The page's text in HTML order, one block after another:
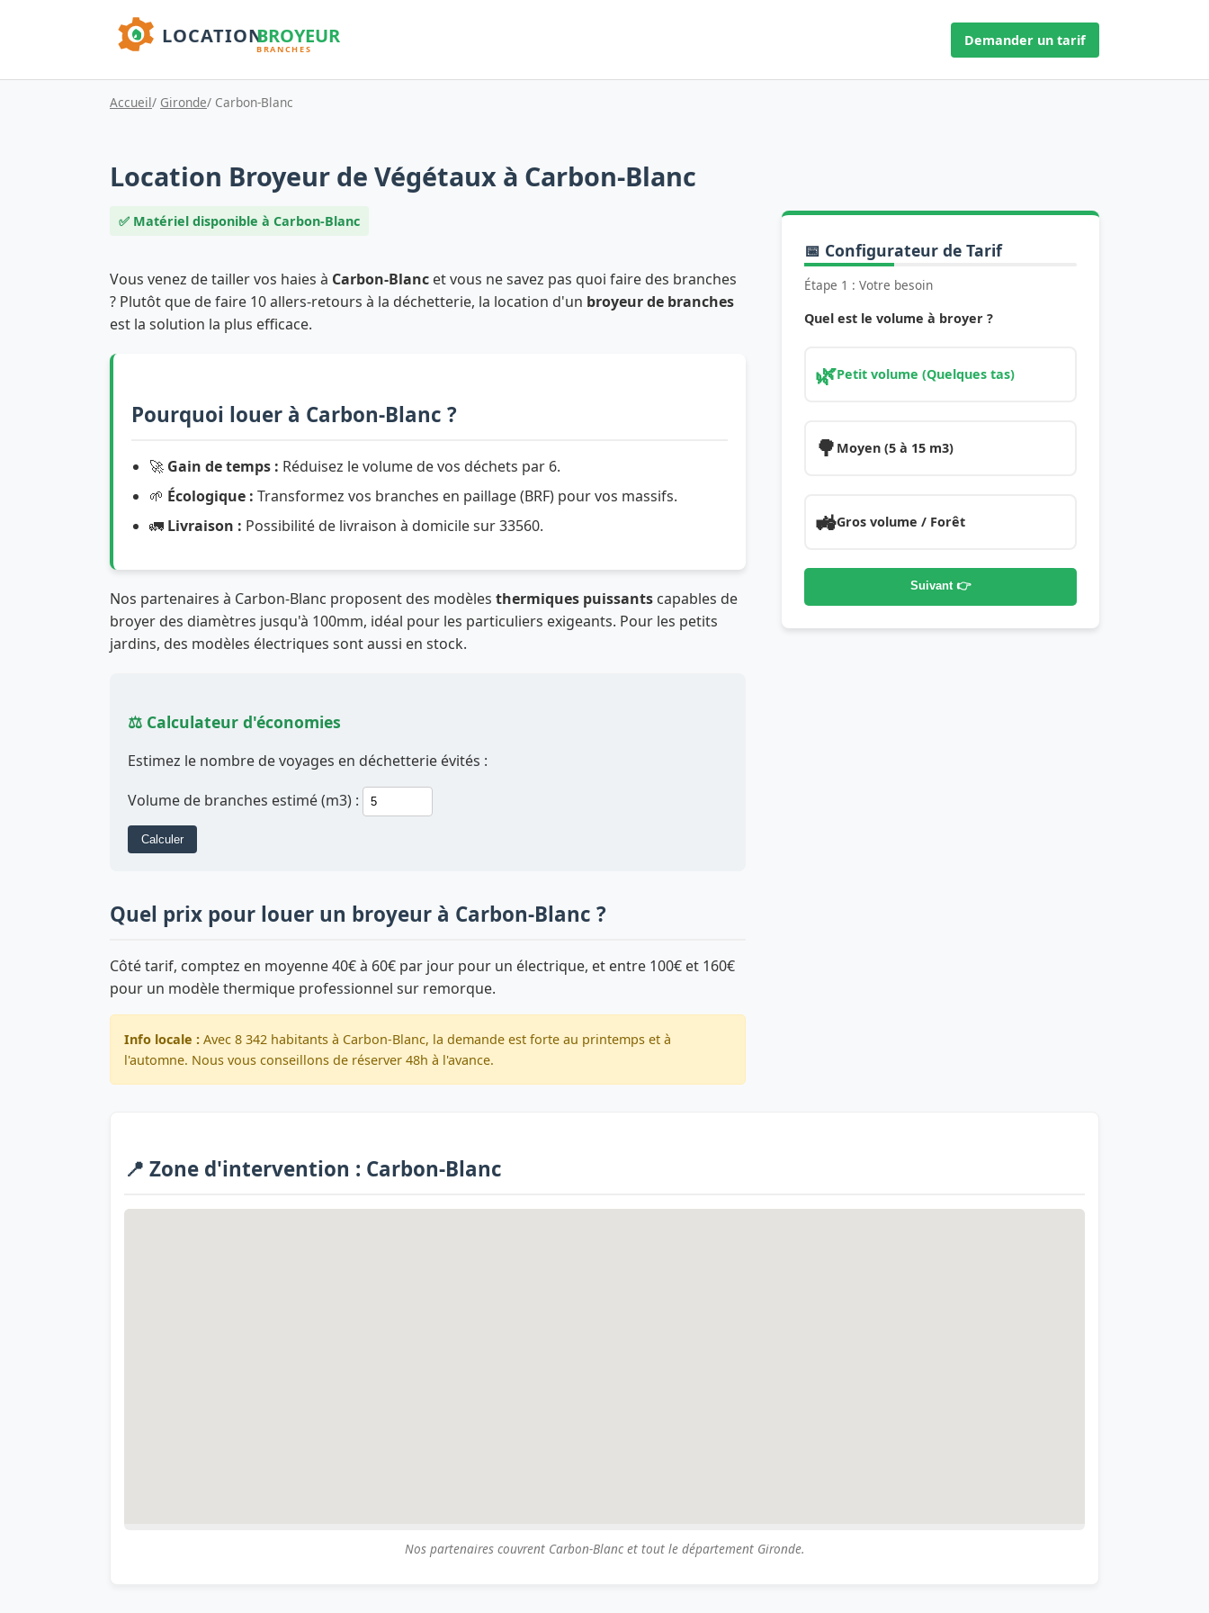
Demander un tarif
Accueil/ Gironde/ Carbon-Blanc
Location Broyeur de Végétaux à Carbon-Blanc
✅ Matériel disponible à Carbon-Blanc
Vous venez de tailler vos haies à Carbon-Blanc et vous ne savez pas quoi faire des branches
? Plutôt que de faire 10 allers-retours à la déchetterie, la location d'un broyeur de branches
est la solution la plus efficace.
Pourquoi louer à Carbon-Blanc ?
🚀 Gain de temps : Réduisez le volume de vos déchets par 6.
🌱 Écologique : Transformez vos branches en paillage (BRF) pour vos massifs.
🚛 Livraison : Possibilité de livraison à domicile sur 33560.
Nos partenaires à Carbon-Blanc proposent des modèles thermiques puissants capables de
broyer des diamètres jusqu'à 100mm, idéal pour les particuliers exigeants. Pour les petits
jardins, des modèles électriques sont aussi en stock.
⚖️ Calculateur d'économies
Estimez le nombre de voyages en déchetterie évités :
Volume de branches estimé (m3) :
Calculer
Quel prix pour louer un broyeur à Carbon-Blanc ?
Côté tarif, comptez en moyenne 40€ à 60€ par jour pour un électrique, et entre 100€ et 160€
pour un modèle thermique professionnel sur remorque.
Info locale : Avec 8 342 habitants à Carbon-Blanc, la demande est forte au printemps et à
l'automne. Nous vous conseillons de réserver 48h à l'avance.
📅 Configurateur de Tarif
Étape 1 : Votre besoin
Quel est le volume à broyer ?
🌿Petit volume (Quelques tas)
🌳 Moyen (5 à 15 m3)
🚜Gros volume / Forêt
Suivant 👉
📍 Zone d'intervention : Carbon-Blanc
Nos partenaires couvrent Carbon-Blanc et tout le département Gironde.